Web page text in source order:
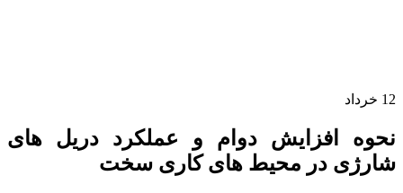
12 خرداد
نحوه افزایش دوام و عملکرد دریل های
شارژی در محیط های کاری سخت